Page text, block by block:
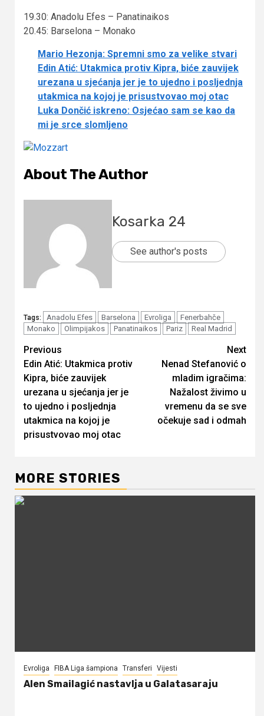
19.30: Anadolu Efes – Panatinaikos
20.45: Barselona – Monako
Mario Hezonja: Spremni smo za velike stvari
Edin Atić: Utakmica protiv Kipra, biće zauvijek
urezana u sjećanja jer je to ujedno i posljednja
utakmica na kojoj je prisustvovao moj otac
Luka Dončić iskreno: Osjećao sam se kao da
mi je srce slomljeno
About The Author
Kosarka 24
See author's posts
Tags: Anadolu Efes Barselona Evroliga
Fenerbahče
Monako
Olimpijakos Panatinaikos Pariz Real Madrid
Continue
Reading
Previous
Edin Atić: Utakmica protiv
Kipra, biće zauvijek
urezana u sjećanja jer je
to ujedno i posljednja
utakmica na kojoj je
prisustvovao moj otac
Next
Nenad Stefanović o
mladim igračima:
Nažalost živimo u
vremenu da se sve
očekuje sad i odmah
MORE STORIES
Evroliga FIBA Liga šampiona Transferi Vijesti
Alen Smailagić nastavlja u Galatasaraju